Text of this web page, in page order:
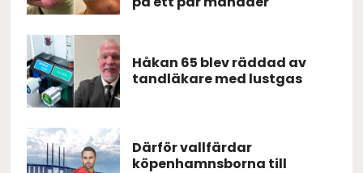
Håkan 65 blev räddad av
tandläkare med lustgas
Därför vallfärdar
köpenhamnsborna till